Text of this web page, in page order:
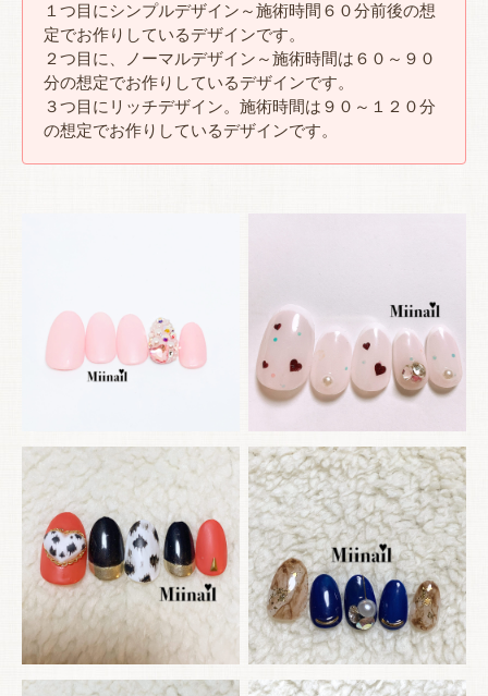
１つ目にシンプルデザイン～施術時間６０分前後の想
定でお作りしているデザインです。
２つ目に、ノーマルデザイン～施術時間は６０～９０
分の想定でお作りしているデザインです。
３つ目にリッチデザイン。施術時間は９０～１２０分
の想定でお作りしているデザインです。